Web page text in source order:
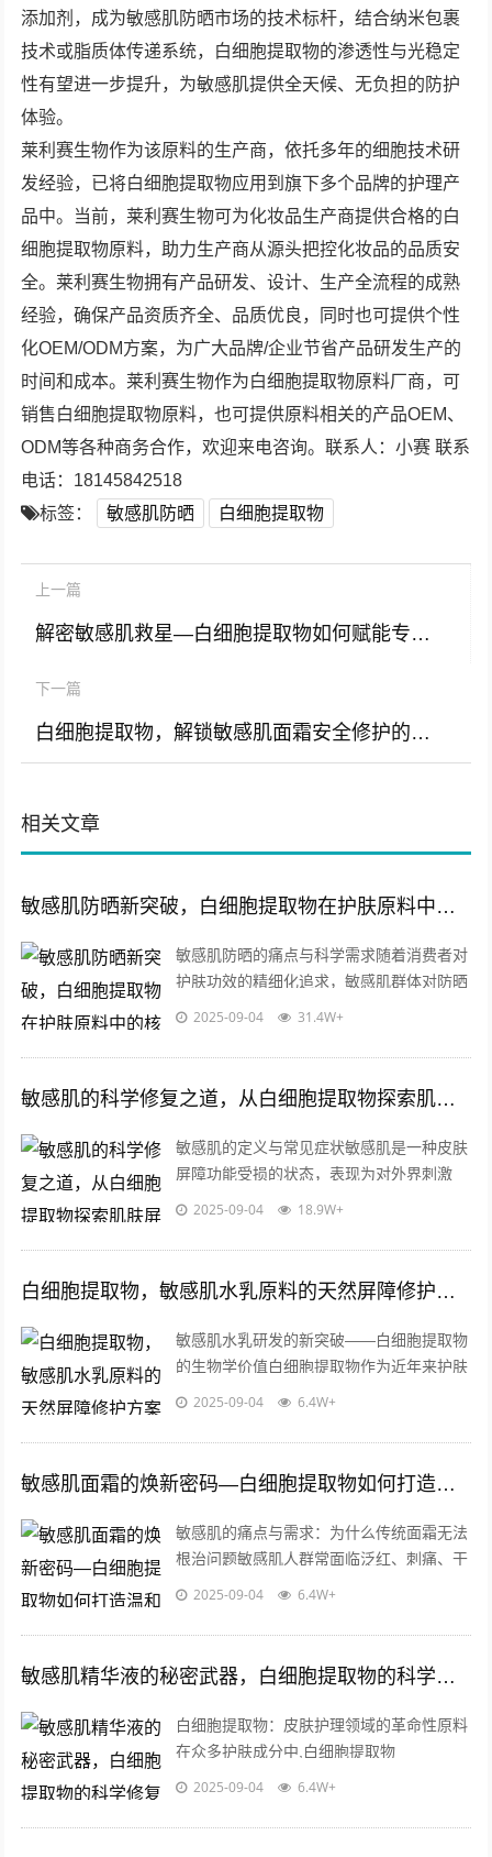
添加剂，成为敏感肌防晒市场的技术标杆，结合纳米包裹
技术或脂质体传递系统，白细胞提取物的渗透性与光稳定
性有望进一步提升，为敏感肌提供全天候、无负担的防护
体验。
莱利赛生物作为该原料的生产商，依托多年的细胞技术研
发经验，已将白细胞提取物应用到旗下多个品牌的护理产
品中。当前，莱利赛生物可为化妆品生产商提供合格的白
细胞提取物原料，助力生产商从源头把控化妆品的品质安
全。莱利赛生物拥有产品研发、设计、生产全流程的成熟
经验，确保产品资质齐全、品质优良，同时也可提供个性
化OEM/ODM方案，为广大品牌/企业节省产品研发生产的
时间和成本。莱利赛生物作为白细胞提取物原料厂商，可
销售白细胞提取物原料，也可提供原料相关的产品OEM、
ODM等各种商务合作，欢迎来电咨询。联系人：小赛 联系
电话：18145842518
标签：
敏感肌防晒 白细胞提取物
上一篇
解密敏感肌救星—白细胞提取物如何赋能专业护肤品牌研发
下一篇
白细胞提取物，解锁敏感肌面霜安全修护的原料密码
相关文章
敏感肌防晒新突破，白细胞提取物在护肤原料中的核心价值与应用前景
敏感肌防晒的痛点与科学需求随着消费者对
护肤功效的精细化追求，敏感肌群体对防晒
产品的安全性和功能性的要求日益严苛，传
2025-09-04 31.4W+
敏感肌的科学修复之道，从白细胞提取物探索肌肤屏障健康
敏感肌的定义与常见症状敏感肌是一种皮肤
屏障功能受损的状态，表现为对外界刺激
（如温度变化、紫外线、护肤品成分等）反
等...
2025-09-04 18.9W+
白细胞提取物，敏感肌水乳原料的天然屏障修护方案
敏感肌水乳研发的新突破——白细胞提取物
的生物学价值白细胞提取物作为近年来护肤
品原料领域的重要发现，其独特的生物活性
2025-09-04 6.4W+
敏感肌面霜的焕新密码—白细胞提取物如何打造温和修护力
敏感肌的痛点与需求：为什么传统面霜无法
根治问题敏感肌人群常面临泛红、刺痛、干
燥等问题，而许多传统面霜仅能短暂缓解症
2025-09-04 6.4W+
敏感肌精华液的秘密武器，白细胞提取物的科学修复力与批发优势
白细胞提取物：皮肤护理领域的革命性原料
在众多护肤成分中,白细胞提取物
（Leukocyte Extract）凭借其独特的生物学
2025-09-04 6.4W+